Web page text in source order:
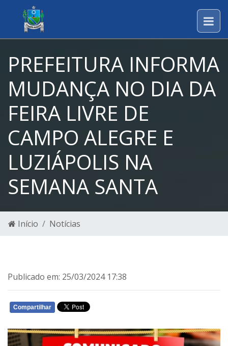
PREFEITURA INFORMA
MUDANÇA NO DIA DA
FEIRA LIVRE DE
CAMPO ALEGRE E
LUZIÁPOLIS NA
SEMANA SANTA
Início Notícias
Publicado em: 25/03/2024 17:38
Compartilhar